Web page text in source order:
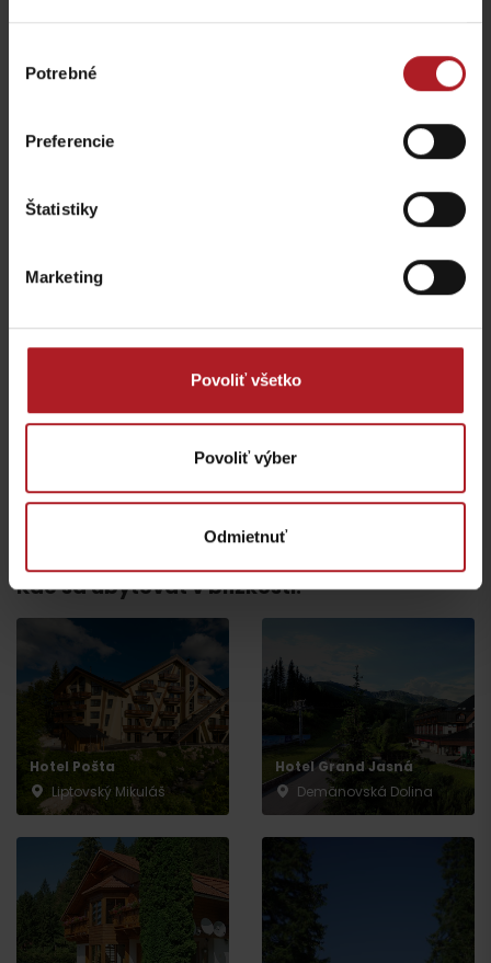
súhlasu
Potrebné
Preferencie
Štatistiky
Marketing
Povoliť všetko
Povoliť výber
Odmietnuť
Demänovská Dolina
Demänovská Dolina
Demänovská Dolina
KONGRES: Hotel Grand
Liptovský Mikuláš 1
Všetky zážitky a relax
Kde sa ubytovať v blízkosti:
Hotel Pošta
Liptovský Mikuláš
Hotel Grand Jasná
Demänovská Dolina
Odchod